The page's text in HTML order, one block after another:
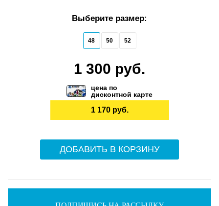
Выберите размер:
48 50 52
1 300 руб.
цена по
дисконтной карте
1 170 руб.
ДОБАВИТЬ В КОРЗИНУ